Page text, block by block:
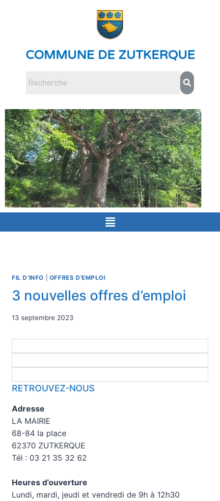
COMMUNE DE ZUTKERQUE
FIL D'INFO OFFRES D'EMPLOI
3 nouvelles offres d’emploi
13 septembre 2023
RETROUVEZ-NOUS
Adresse
LA MAIRIE
68-84 la place
62370 ZUTKERQUE
Tél : 03 21 35 32 62
Heures d’ouverture
Lundi, mardi, jeudi et vendredi de 9h à 12h30